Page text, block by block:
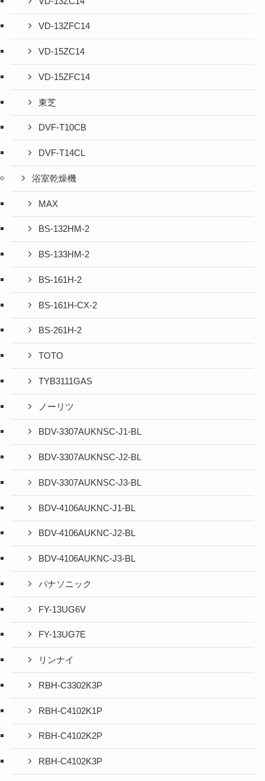
VD-13ZFC14
VD-15ZC14
VD-15ZFC14
東芝
DVF-T10CB
DVF-T14CL
浴室乾燥機
MAX
BS-132HM-2
BS-133HM-2
BS-161H-2
BS-161H-CX-2
BS-261H-2
TOTO
TYB3111GAS
ノーリツ
BDV-3307AUKNSC-J1-BL
BDV-3307AUKNSC-J2-BL
BDV-3307AUKNSC-J3-BL
BDV-4106AUKNC-J1-BL
BDV-4106AUKNC-J2-BL
BDV-4106AUKNC-J3-BL
パナソニック
FY-13UG6V
FY-13UG7E
リンナイ
RBH-C3302K3P
RBH-C4102K1P
RBH-C4102K2P
RBH-C4102K3P